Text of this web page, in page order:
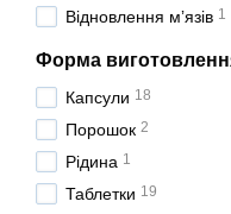
Відновлення мʼязів 1
Форма
Капсули 18
Порошок 2
Рідина 1
Таблетки 19